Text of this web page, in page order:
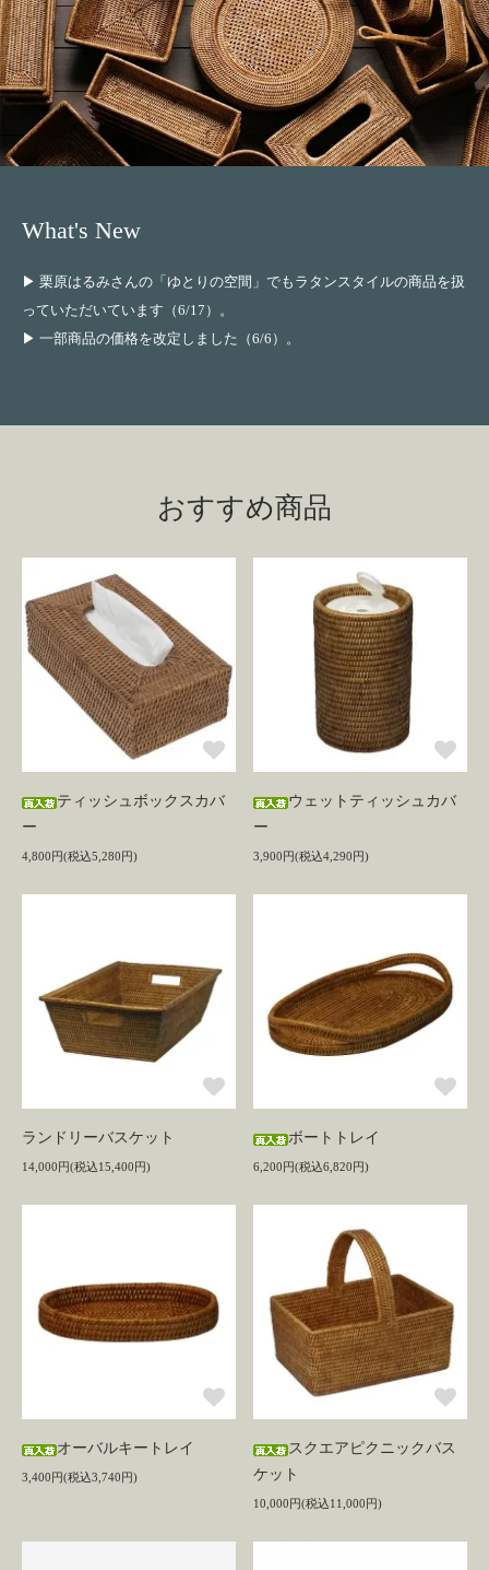
What's New
▶ 栗原はるみさんの「ゆとりの空間」 でもラタンスタイルの商品を扱
っていただいています（6/17）。
▶ 一部商品の価格を改定しました（6/6）。
おすすめ商品
ティッシュボックスカバ
ー
4,800円(税込5,280円)
ウェットティッシュカバ
ー
3,900円(税込4,290円)
ランドリーバスケット
14,000円(税込15,400円)
ボートトレイ
6,200円(税込6,820円)
オーバルキートレイ
3,400円(税込3,740円)
スクエアピクニックバス
ケット
10,000円(税込11,000円)